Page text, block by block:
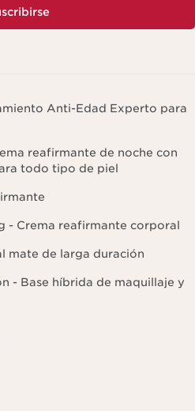
Anti-Edad Experto para
reafirmante de noche con
todo tipo de piel
- Crema reafirmante corporal
mate de larga duración
- Base híbrida de maquillaje y